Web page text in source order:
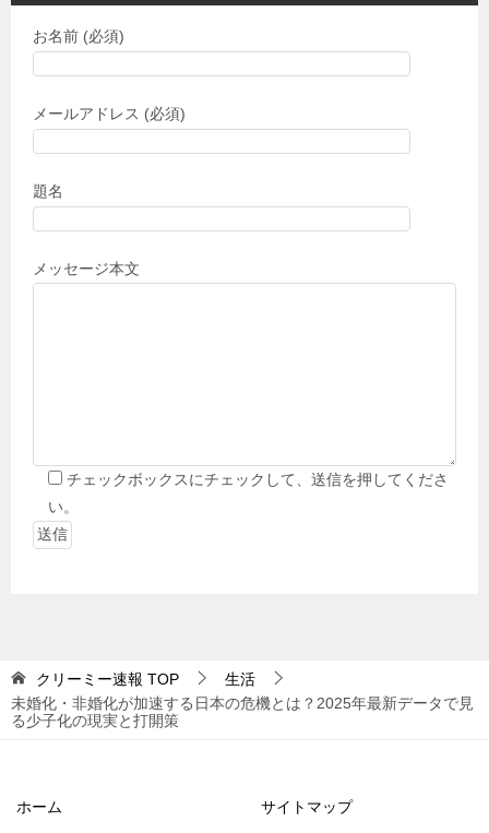
お名前 (必須)
メールアドレス (必須)
題名
メッセージ本文
チェックボックスにチェックして、送信を押してくださ
い。
クリーミー速報 TOP
生活
未婚化・非婚化が加速する日本の危機とは？2025年最新データで見
る少子化の現実と打開策
ホーム サイトマップ